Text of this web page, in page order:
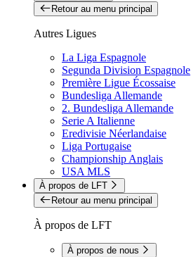
Retour au menu principal
Autres Ligues
La Liga Espagnole
Segunda Division Espagnole
Première Ligue Écossaise
Bundesliga Allemande
2. Bundesliga Allemande
Serie A Italienne
Eredivisie Néerlandaise
Liga Portugaise
Championship Anglais
USA MLS
À propos de LFT
Retour au menu principal
À propos de LFT
À propos de nous